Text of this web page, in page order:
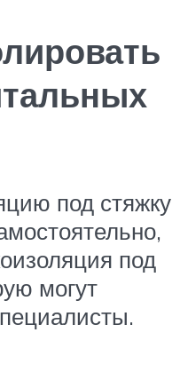
под стяжку
под
могут